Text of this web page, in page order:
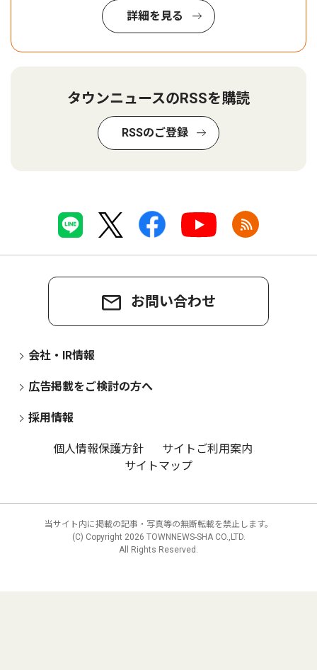
詳細を見る
タウンニュースのRSSを購読
RSSのご登録
お問い合わせ
会社・IR情報
広告掲載をご検討の方へ
採用情報
個人情報保護方針
サイトご利用案内
サイトマップ
当サイト内に掲載の記事・写真等の無断転載を禁止します。
(C) Copyright 2026 TOWNNEWS-SHA CO.,LTD.
All Rights Reserved.